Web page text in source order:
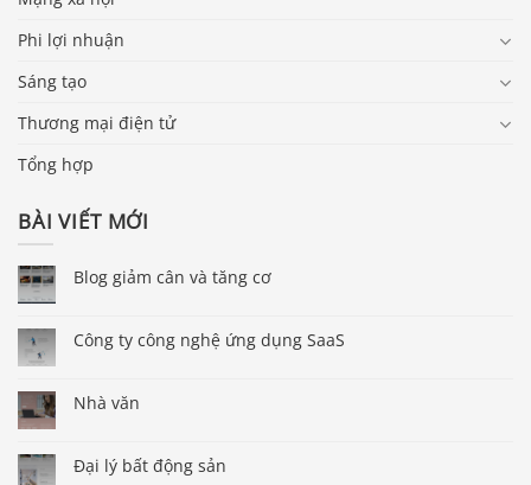
Phi lợi nhuận
Sáng tạo
Thương mại điện tử
Tổng hợp
BÀI VIẾT MỚI
Blog giảm cân và tăng cơ
Công ty công nghệ ứng dụng SaaS
Nhà văn
Đại lý bất động sản